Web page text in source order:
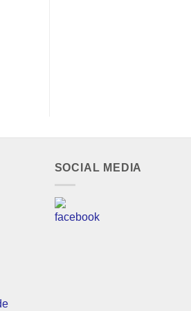
SOCIAL MEDIA